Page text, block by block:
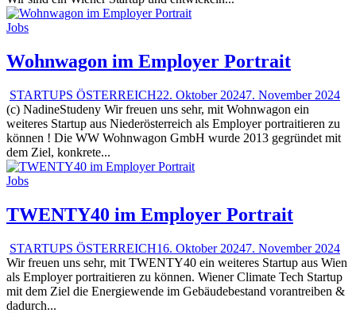
Jobs
Wohnwagon im Employer Portrait
STARTUPS ÖSTERREICH22. Oktober 20247. November 2024
(c) NadineStudeny Wir freuen uns sehr, mit Wohnwagon ein
weiteres Startup aus Niederösterreich als Employer portraitieren zu
können ! Die WW Wohnwagon GmbH wurde 2013 gegründet mit
dem Ziel, konkrete...
Jobs
TWENTY40 im Employer Portrait
STARTUPS ÖSTERREICH16. Oktober 20247. November 2024
Wir freuen uns sehr, mit TWENTY40 ein weiteres Startup aus Wien
als Employer portraitieren zu können. Wiener Climate Tech Startup
mit dem Ziel die Energiewende im Gebäudebestand vorantreiben &
dadurch...